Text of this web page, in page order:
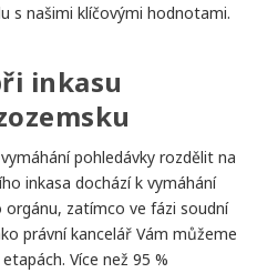
s našimi klíčovými hodnotami.
inkasu
pohledávky rozdělit na
inkasa dochází k vymáhání
zatímco ve fázi soudní
právní kancelář Vám můžeme
Více než 95 %